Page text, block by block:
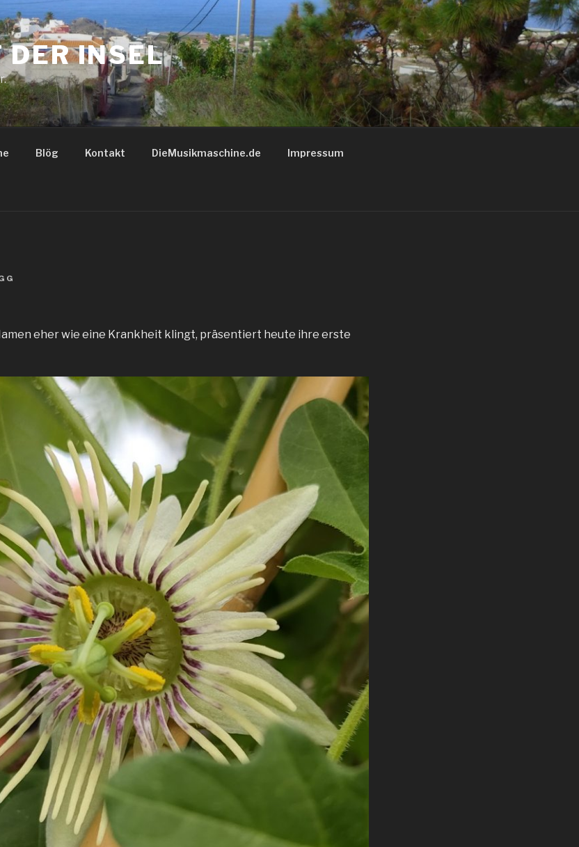
DER INSEL
Blög Kontakt DieMusikmaschine.de Impressum
eher wie eine Krankheit klingt, präsentiert heute ihre erste